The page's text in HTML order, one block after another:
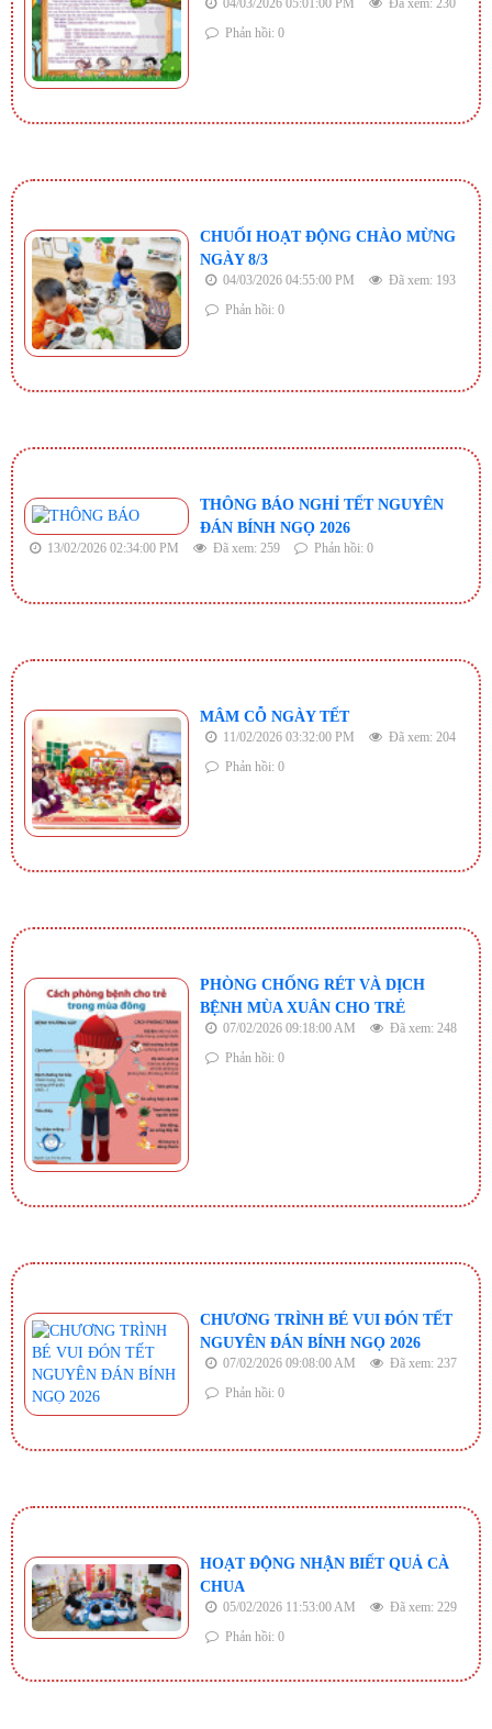
Phản hồi: 0
CHUỐI HOẠT ĐỘNG CHÀO MỪNG
NGÀY 8/3
04/03/2026 04:55:00 PM
Đã xem: 193
Phản hồi: 0
THÔNG BÁO NGHỈ TẾT NGUYÊN
ĐÁN BÍNH NGỌ 2026
13/02/2026 02:34:00 PM Đã xem: 259 Phản hồi: 0
MÂM CỖ NGÀY TẾT
11/02/2026 03:32:00 PM
Đã xem: 204
Phản hồi: 0
PHÒNG CHỐNG RÉT VÀ DỊCH
BỆNH MÙA XUÂN CHO TRẺ
07/02/2026 09:18:00 AM
Đã xem: 248
Phản hồi: 0
CHƯƠNG TRÌNH BÉ VUI ĐÓN TẾT
NGUYÊN ĐÁN BÍNH NGỌ 2026
07/02/2026 09:08:00 AM
Đã xem: 237
Phản hồi: 0
HOẠT ĐỘNG NHẬN BIẾT QUẢ CÀ
CHUA
05/02/2026 11:53:00 AM
Đã xem: 229
Phản hồi: 0